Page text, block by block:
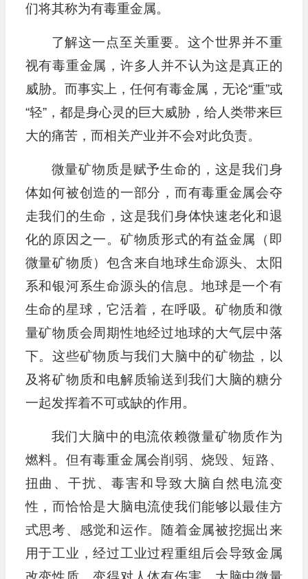
们将其称为有毒重金属。
了解这一点至关重要。这个世界并不重
视有毒重金属，许多人并不认为这是真正的
威胁。而事实上，任何有毒金属，无论“重”或
“轻”，都是身心灵的巨大威胁，给人类带来巨
大的痛苦，而相关产业并不会对此负责。
微量矿物质是赋予生命的，这是我们身
体如何被创造的一部分，而有毒重金属会夺
走我们的生命，这是我们身体快速老化和退
化的原因之一。矿物质形式的有益金属（即
微量矿物质）包含来自地球生命源头、太阳
系和银河系生命源头的信息。地球是一个有
生命的星球，它活着，在呼吸。矿物质和微
量矿物质会周期性地经过地球的大气层中落
下。这些矿物质与我们大脑中的矿物盐，以
及将矿物质和电解质输送到我们大脑的糖分
一起发挥着不可或缺的作用。
我们大脑中的电流依赖微量矿物质作为
燃料。但有毒重金属会削弱、烧毁、短路、
扭曲、干扰、毒害和导致大脑自然电流变
性，而恰恰是大脑电流使我们能够以最佳方
式思考、感觉和运作。随着金属被挖掘出来
用于工业，经过工业过程重组后会导致金属